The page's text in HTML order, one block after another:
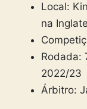
Local:
na
Rodada:
2022/23
Árbitro: